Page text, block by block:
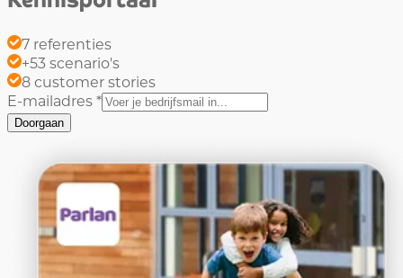
7 referenties
+53scenario's
8customer stories
E-mailadres *
Doorgaan